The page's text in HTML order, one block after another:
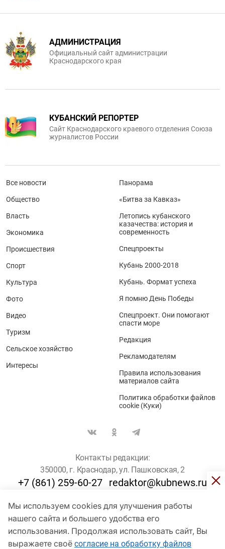
Мы используем cookies для улучшения работы
нашего сайта и большего удобства его
использования. Продолжая использовать сайт, Вы
выражаете своё согласие на обработку файлов
АДМИНИСТРАЦИЯ
Официальный сайт администрации
Краснодарского края
КУБАНСКИЙ РЕПОРТЕР
Сайт Краснодарского краевого отделения Союза
журналистов России
Все новости
Общество
Власть
Экономика
Происшествия
Спорт
Культура
Фото
Видео
Туризм
Сельское хозяйство
Интересы
Панорама
«Битва за Кавказ»
Летопись кубанского
казачества: история и
современность
Спецпроекты
Кубань 2000-2018
Кубань. Формат успеха
Я помню День Победы
Спецпроект. Они помогают
спасти море
Редакция
Рекламодателям
Правила использования
материалов сайта
Политика обработки файлов
cookie (Куки)
Контакты редакции:
350000, г. Краснодар, ул. Пашковская, 2
+7 (861) 259-60-27 redaktor@kubnews.ru
Для пользователей старше 16 лет
© Кубанские Новости, 2017
Сетевое издание «kubnews» зарегистрировано Федеральной